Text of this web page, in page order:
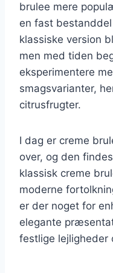
brulee mere
en fast
klassiske version
men med tiden
eksperimentere
smagsvarianter,
citrusfrugter.
I dag er creme
over, og den
klassisk creme
moderne
er der noget for
elegante
festlige lejligheder